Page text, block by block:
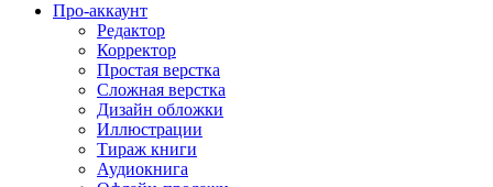
Про-аккаунт
Редактор
Корректор
Простая верстка
Сложная верстка
Дизайн обложки
Иллюстрации
Тираж книги
Аудиокнига